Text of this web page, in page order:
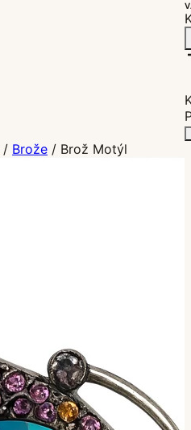
/ Brože / Brož Motýl